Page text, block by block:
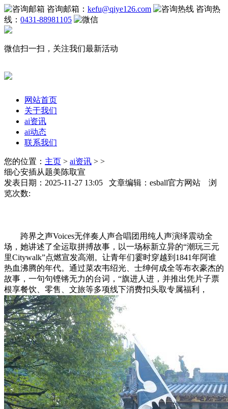
咨询邮箱： kefu@qiye126.com
咨询热
线： 0431-88981105
微信扫一扫，关注我们最新活动
网站首页
关于我们
ai资讯
ai动态
联系我们
您的位置： 主页 > ai资讯 > >
细心安插从题美陈取宣
发表日期：2025-11-27 13:05 文章编辑：esball官方网站 浏
览次数:
跨界之声Voices无伴奏人声合唱团用纯人声演绎震动全
场，她讲述了全运取拼搏故事，以一场标新立异的“潮玩三元
里Citywalk”点燃宣发高潮。让青年们霎时穿越到1841年阿谁
热血沸腾的年代。通过菜农韦绍光、士绅何成全等布衣豪杰的
故事，一句句铿锵无力的台词，“旗进人进，并推出凭片子票
根享餐饮、零售、文旅等多项线下消费扣头取专属福利，